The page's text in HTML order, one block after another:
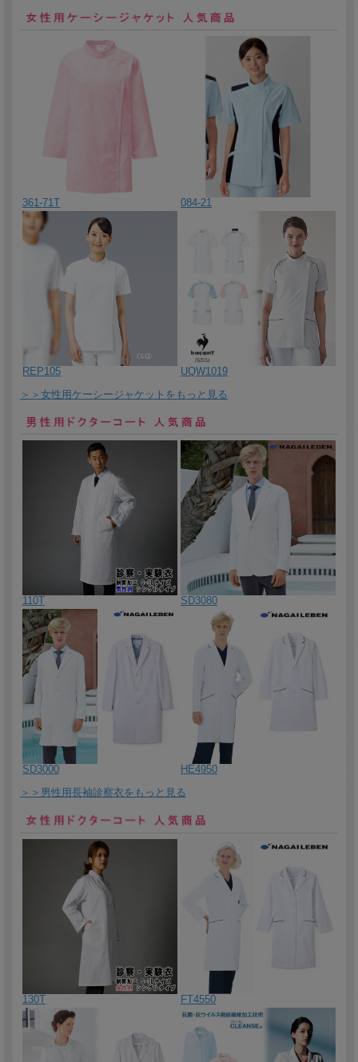
裏地付きで下着のラインが見えにくい仕様です。
2026/3/13 ヒップポケットの配色がポイントの男女兼用スクラブパ
ンツ。裏地付きで下着のラインが見えにくい仕様です。
2026/3/12 両脇プリーツ仕様で腰まわりが大きい人でも着用しやす
い。ほどよい厚さの生地とゆとりのあるデザインで体型をさりげな
くカバーする男女兼用スクラブです。
2026/3/11 術前術後衣、袖下一体型タイプ。肩と脇がドットボタン
で開閉可能です。袖下は縫われていてバラバラにならないタイプで
す。
2026/3/10 妊娠中の医療従事者のために開発された、マタニティー
ドクターコートです。
2026/3/9 女性用ドクターコート。体形を選ばない適度なゆとりのあ
るシルエットでショート丈が軽やかな印象です。
2026/3/6 ナガイレーベン男性用ドクターコート。シワになりにくく
軽くてストレッチのきいた素材。
2026/3/5 アシンメトリーな衿配色のシンプルな男女兼用スクラブ白
衣。左腰にペンなどを掛けられる3連ループや、底にマチを付け容量
を大きくした両腰ポケットが機能性を高めています。
2026/3/4 男女兼用の撥水首掛けタイプエプロン！
2026/3/3 衿付きタイプの男女兼用スクラブ。
2026/3/2 視認性を高めた配色づかいや職種分け・勤怠管理の色分け
にも活用可能な男女兼用スクラブ 。
2026/2/27 360度どこから見ても視認性のある配色デザインの女性用
ジャケット。
2026/2/26 医療従事者の声を反映させた細やかな作りの男性用ジャ
2026/2/25 妊娠中でも快適に働けるよう細部までこだわった仕様
で、月齢に合わせて着用できるウエスト調整ゴム付きのマタニティ
ナースパンツ。
2026/2/24 サラッと快適男女兼用軽量ポロシャツ！
2026/2/20 ポイントカラーがポップな印象肌触りのよい男女兼用鹿
の子ポロシャツです。
2026/2/19 落ち着いたカラーが魅力。パイピング入りボタンダウン
ニットシャツ。
2026/2/18 腰ポケットがうれしい！ドット柄のニットシャツ！
2026/2/17 今までにないおしゃれなカラーとシルエットのレディス
スクラブ。
2026/2/16 ストライプのアクセントが目を引く大人カジュアルなニ
2026/2/12 チェック柄が可愛らしい印象のマタニティワンピース。
出産準備にいかがでしょうか。
2026/2/10 チェック柄が可愛らしい印象のマタニティパンツ。
2026/2/9 身体のラインを拾いにくい安心設計の検診用パンツ。
2026/2/6 脇開き仕様。術前術後パンツ男女兼用。
2026/2/5 腿から裾までがスナップで開閉する患者パンツ。
2026/2/4 サラッと心地よく、洗濯にも強い男女兼用患者パンツ。
2026/5/3 マイナス２度の涼しさを追求した涼感ウェア。ひんやり蒸
れにくい。
361-71T 084-21
REP105
UQW1019
＞＞女性用ケーシージャケットをもっと見る
110T SD3080
SD3000
HE4950
＞＞男性用長袖診察衣をもっと見る
130T FT4550